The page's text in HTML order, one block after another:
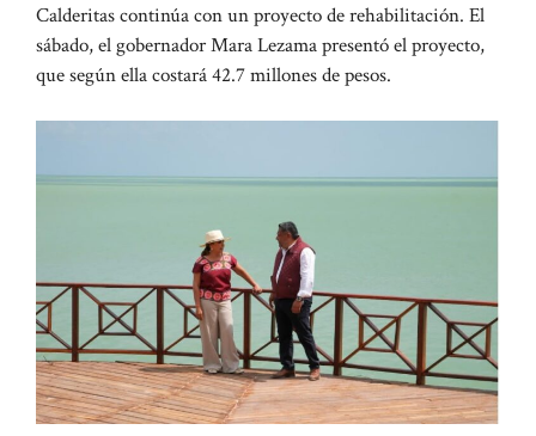
Calderitas continúa con un proyecto de rehabilitación. El
sábado, el gobernador Mara Lezama presentó el proyecto,
que según ella costará 42.7 millones de pesos.